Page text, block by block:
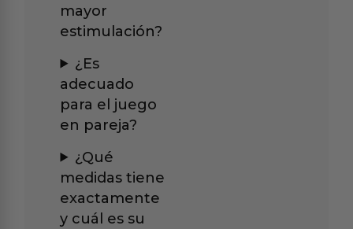
mayor
estimulación?
¿Es
adecuado
para el juego
en pareja?
¿Qué
medidas tiene
exactamente
y cuál es su